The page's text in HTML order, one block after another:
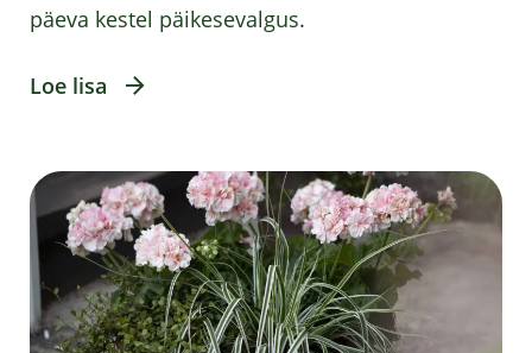
päeva kestel päikesevalgus.
Loe lisa